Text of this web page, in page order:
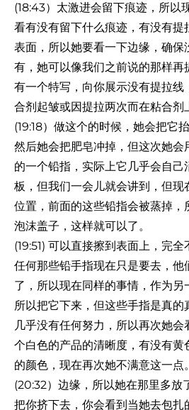
(18:43）太激进会留下痕迹，所以
看有没有留下什么痕迹，有没有提
表面，所以她要看一下边缘，确保
有，她可以像我们之前说的那样再
有一个特写，向你展示没有提拉线
合剂起皱或因提拉两次而在粘合剂
(19:18）做这个的时候，她会把它
然后她会把肥皂冲掉，但这次她会
的一个铅指，实际上它几乎会自己
板，但我们一会儿就会讲到，但现
位置，前面的这些铅指会被蒸掉，
泡沫盖子，这样就可以了。
(19:51) 可以直接擦到表面上，完
任何那些铅手指现在只是要去，他
了，所以现在同样的事情，作为另
所以把它下来，但这些手指是真
几乎没有任何努力，所以再次她会
个白色的产品的清晰度，有没有黄
的颜色，现在再次她不满意这一点。
(20:32）边缘，所以她在那里多放
把你挤下去，你会看到当她去包扎